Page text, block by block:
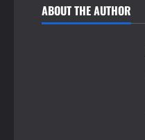
ABOUT THE AUTHOR